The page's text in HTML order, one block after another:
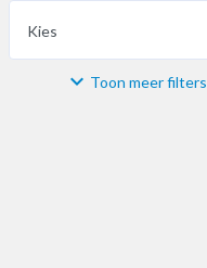
Kies
Materiaal Toon meer filters